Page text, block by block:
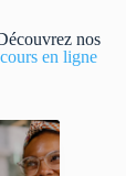
nos
cours en ligne